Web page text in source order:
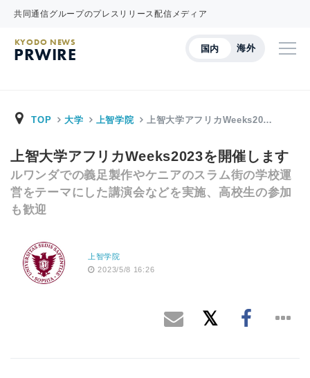
共同通信グループのプレスリリース配信メディア
国内 海外
KYODO NEWS
PRWIRE
TOP 大学 上智学院 上智大学アフリカWeeks20…
上智大学アフリカWeeks2023を開催します
ルワンダでの義足製作やケニアのスラム街の学校運
営をテーマにした講演会などを実施、高校生の参加
も歓迎
上智学院
2023/5/8 16:26